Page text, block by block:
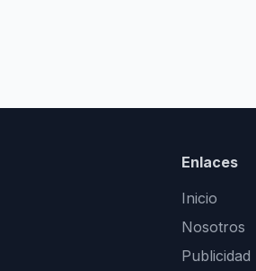
Enlaces
Inicio
Nosotros
Publicidad